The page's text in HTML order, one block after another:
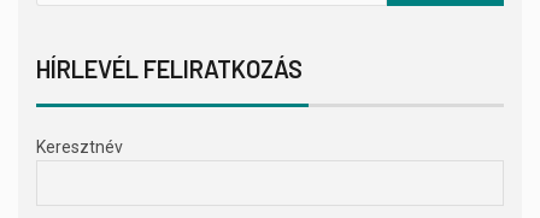
HÍRLEVÉL FELIRATKOZÁS
Keresztnév